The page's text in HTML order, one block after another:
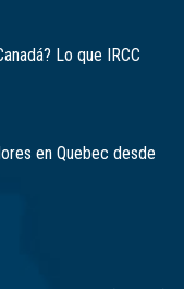
Lo que IRCC
en Quebec desde